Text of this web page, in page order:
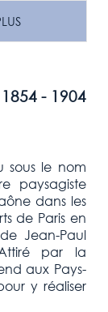
1854 - 1904
sous le nom
paysagiste
dans les
de Paris en
Jean-Paul
par la
aux Pays-
y réaliser